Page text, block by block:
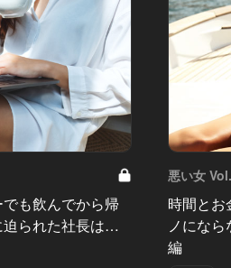
でも飲んでから帰
迫られた社長は…
悪い女
時間と
ノにな
編